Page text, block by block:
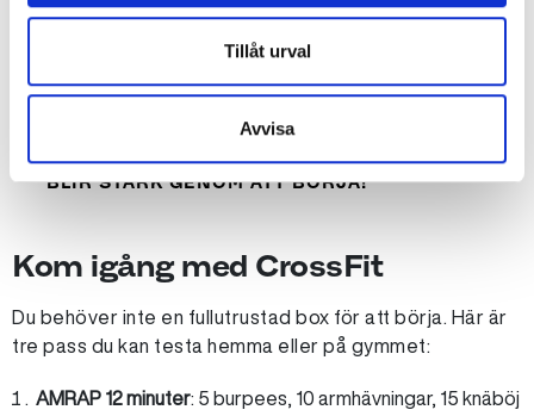
Tillåt urval
Avvisa
done
BLIR STARK GENOM ATT BÖRJA!
Kom igång med CrossFit
Du behöver inte en fullutrustad box för att börja. Här är
tre pass du kan testa hemma eller på gymmet:
AMRAP 12 minuter: 5 burpees, 10 armhävningar, 15 knäböj